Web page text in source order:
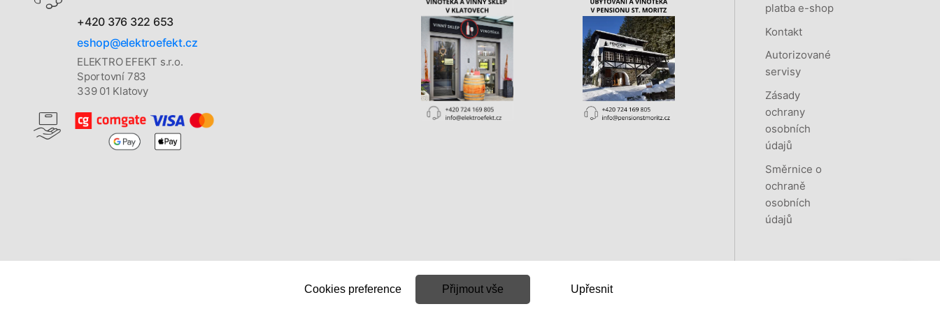
+420 376 322 653
eshop@elektroefekt.cz
ELEKTRO EFEKT s.r.o.
Sportovní 783
339 01 Klatovy
platba e-shop
Kontakt
Autorizované
servisy
Zásady
ochrany
osobních
údajů
Směrnice o
ochraně
osobních
údajů
Cookies preference Přijmout vše Upřesnit